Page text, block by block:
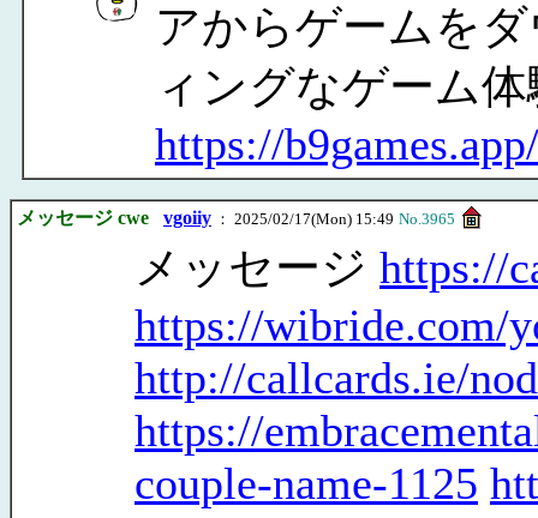
アからゲームを
ィングなゲーム
https://b9games.app/
メッセージ cwe vgoiiy ： 2025/02/17(Mon) 15:49 No.3965
メッセージ https://
https://wibride.com/
http://callcards.ie/
https://
couple-name-1125